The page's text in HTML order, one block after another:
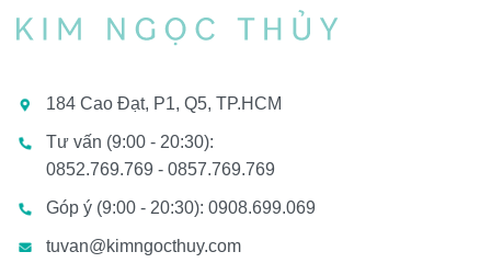
184 Cao Đạt, P1, Q5, TP.HCM
Tư vấn (9:00 - 20:30):
0852.769.769 - 0857.769.769
Góp ý (9:00 - 20:30): 0908.699.069
tuvan@kimngocthuy.com